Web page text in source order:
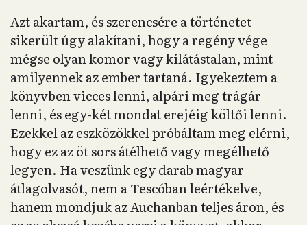
Azt akartam, és szerencsére a történetet
sikerült úgy alakítani, hogy a regény vége
mégse olyan komor vagy kilátástalan, mint
amilyennek az ember tartaná. Igyekeztem a
könyvben vicces lenni, alpári meg trágár
lenni, és egy-két mondat erejéig költői lenni.
Ezekkel az eszközökkel próbáltam meg elérni,
hogy ez az öt sors átélhető vagy megélhető
legyen. Ha veszünk egy darab magyar
átlagolvasót, nem a Tescóban leértékelve,
hanem mondjuk az Auchanban teljes áron, és